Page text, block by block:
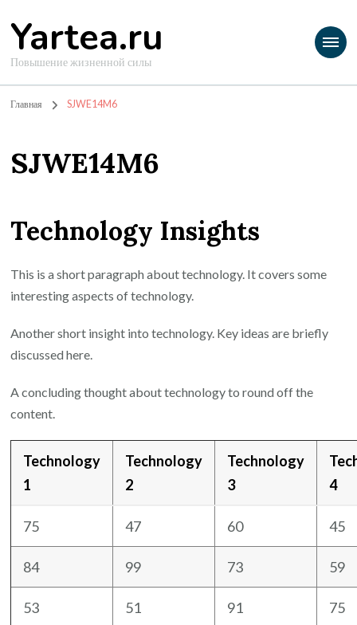
Yartea.ru
Повышение жизненной силы
Главная SJWE14M6
SJWE14M6
Technology Insights
This is a short paragraph about technology. It covers some
interesting aspects of technology.
Another short insight into technology. Key ideas are briefly
discussed here.
A concluding thought about technology to round off the
content.
Technology
1
Technology
2
Technology
3
4
75 47 60 45
84 99 73 59
53 51 91 75